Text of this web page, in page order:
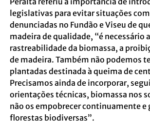
legislativas para evitar situações
denunciadas no Fundão e Viseu de
madeira de qualidade, “é necessário
rastreabilidade da biomassa, a
de madeira. Também não podemos
plantadas destinada à queima de
Precisamos ainda de incorporar,
orientações técnicas, biomassa nos
não os empobrecer continuamente e
florestas biodiversas”.